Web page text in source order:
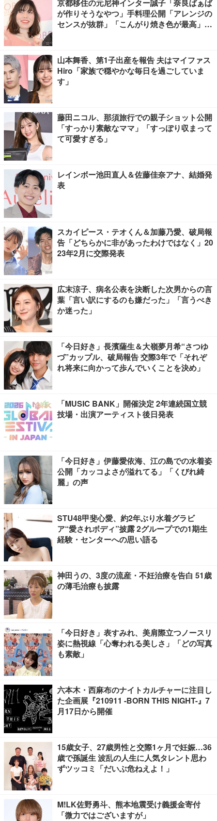
京都移住の元尼神インター誠子「奈良ばぁば
が作りそうなやつ」手料理公開「アレンジの
センスが抜群」「こんがり焼き色が最高」と
山本舞香、第1子出産を報告 夫はマイファス
Hiro「家族で穏やかな毎日を過ごしていま
す」
藤田ニコル、那須旅行での親子ショット公開
「すっかり素敵なママ」「すっぽり収まって
て可愛すぎる」
レインボー池田直人＆佐藤佳奈アナ、結婚発
表
スカイピース・テオくん＆加藤乃愛、破局報
告「どちらかに非があったわけではなく」20
23年2月に交際発表
広末涼子、病名公表を決断した次男からの言
葉「言い訳にするのも嫌だった」「言うべき
か迷った」
「今日好き」長濱薩生＆大嶺夢月希“さつゆ
づ”カップル、破局報告 交際3年で「それぞ
れ将来に向かって歩んでいくことを決め」
「MUSIC BANK」開催決定 2年連続国立競
技場・出演アーティスト後日発表
「今日好き」伊藤愛依海、江の島での水着姿
公開「カッコよさが溢れてる」「くびれ綺
麗」の声
STU48甲斐心愛、約2年ぶり水着グラビ
ア“愛されボディ”披露 2グループでの1期生
経験・センターへの思い語る
神田うの、3度の流産・不妊治療を告白 51歳
の薄毛治療も披露
「今日好き」表すみれ、美肩際立つノースリ
姿に熱視線「心奪われる美しさ」「どの写真
も素敵」
六本木・西麻布のナイトカルチャーに注目し
た企画展『210911 -BORN THIS NIGHT-』7
月17日から開催
15歳女子、27歳男性と交際1ヶ月で妊娠…36
歳で孫誕生 波乱の人生に人気タレント思わ
ずツッコミ「だいぶ危ねえよ！」
M!LK佐野勇斗、熊本地震受け義援金寄付
「微力ではございますが」